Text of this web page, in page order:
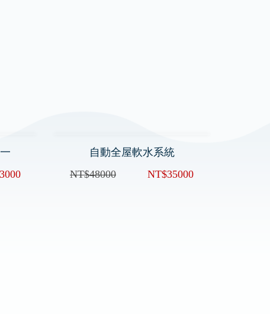
自動全屋軟水系統
NT$48000
NT$35000